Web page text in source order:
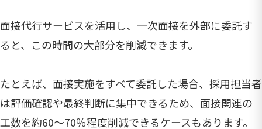
面接代行サービスを活用し、一次面接を外部に委託す
ると、この時間の大部分を削減できます。
たとえば、面接実施をすべて委託した場合、採用担当者
は評価確認や最終判断に集中できるため、面接関連の
工数を約60〜70％程度削減できるケースもあります。